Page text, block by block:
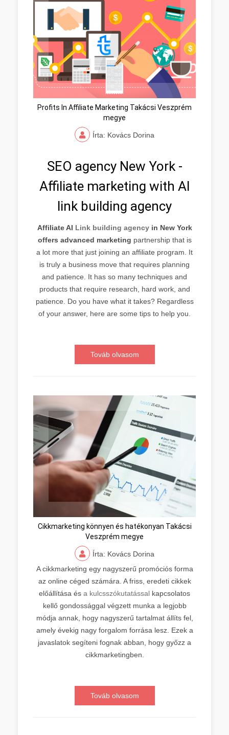
Profits In Affiliate Marketing Takácsi Veszprém
megye
Írta: Kovács Dorina
SEO agency New York -
Affiliate marketing with AI
link building agency
Affiliate AI Link building agencyin New York
offers advanced marketing partnership that is
a lot more that just joining an affiliate program. It
is truly a business move that requires planning
and patience. It has so many techniques and
products that require research, hard work, and
patience. Do you have what it takes? Regardless
of your answer, here are some tips to help you.
Továb olvasom
Cikkmarketing könnyen és hatékonyan Takácsi
Veszprém megye
Írta: Kovács Dorina
A cikkmarketing egy nagyszerű promóciós forma
az online céged számára. A friss, eredeti cikkek
előállítása és a kulcsszókutatással kapcsolatos
kellő gondossággal végzett munka a legjobb
módja annak, hogy nagyszerű tartalmat állíts fel,
amely évekig nagy forgalom forrása lesz. Ezek a
javaslatok segíteni fognak abban, hogy győzz a
cikkmarketingben.
Továb olvasom